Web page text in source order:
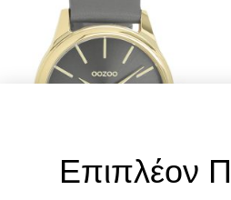
Επιπλέον